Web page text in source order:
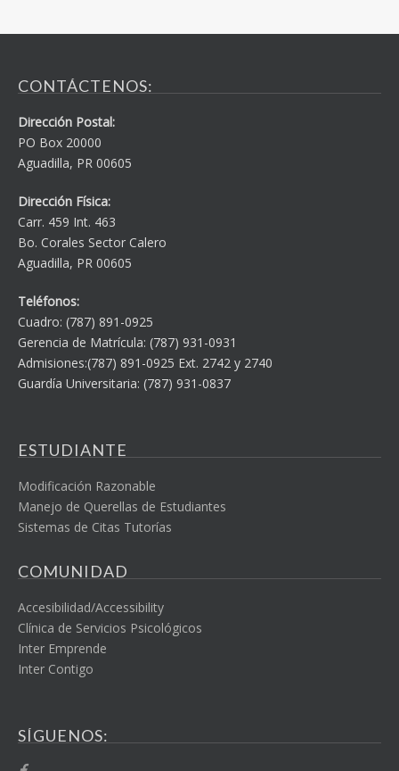
CONTÁCTENOS:
Dirección Postal:
PO Box 20000
Aguadilla, PR 00605
Dirección Física:
Carr. 459 Int. 463
Bo. Corales Sector Calero
Aguadilla, PR 00605
Teléfonos:
Cuadro: (787) 891-0925
Gerencia de Matrícula: (787) 931-0931
Admisiones:(787) 891-0925 Ext. 2742 y 2740
Guardía Universitaria: (787) 931-0837
ESTUDIANTE
Modificación Razonable
Manejo de Querellas de Estudiantes
Sistemas de Citas Tutorías
COMUNIDAD
Accesibilidad/Accessibility
Clínica de Servicios Psicológicos
Inter Emprende
Inter Contigo
SÍGUENOS: